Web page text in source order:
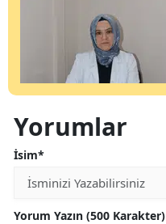
Yorumlar
İsim*
Yorum Yazın (500 Karakter)